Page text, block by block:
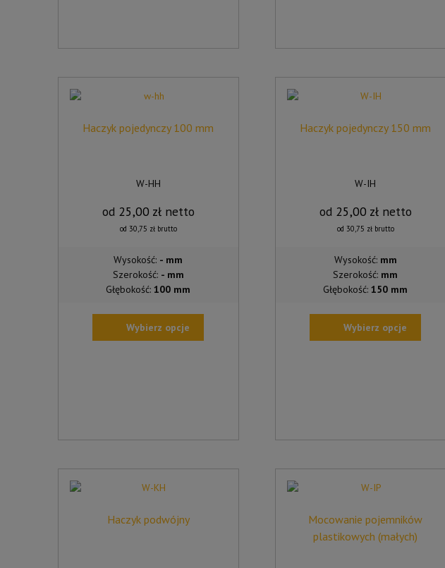
MOŻNA
NA
STRONIE
Haczyk pojedynczy 100 mm
W-HH
od 25,00 złnetto
od 30,75 złbrutto
Wysokość: - mm
Szerokość: - mm
Głębokość:100 mm
Wybierz opcje
MOŻNA
NA
STRONIE
Haczyk pojedynczy 150 mm
W-IH
od 25,00 złnetto
od 30,75 złbrutto
Wysokość: mm
Szerokość: mm
Głębokość:150 mm
Wybierz opcje
MOŻNA
NA
STRONIE
Haczyk podwójny
Mocowanie pojemników
plastikowych (małych)